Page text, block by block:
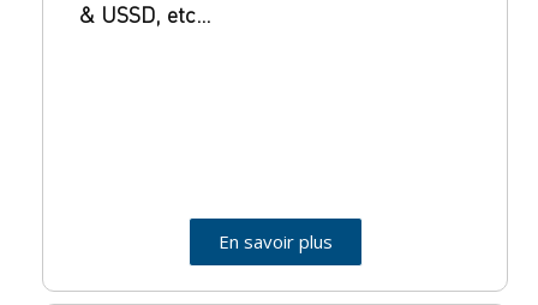
& USSD, etc…
En savoir plus